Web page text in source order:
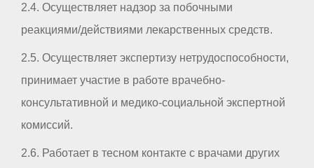
2.4. Осуществляет надзор за побочными
реакциями/действиями лекарственных средств.
2.5. Осуществляет экспертизу нетрудоспособности,
принимает участие в работе врачебно-
консультативной и медико-социальной экспертной
комиссий.
2.6. Работает в тесном контакте с врачами других